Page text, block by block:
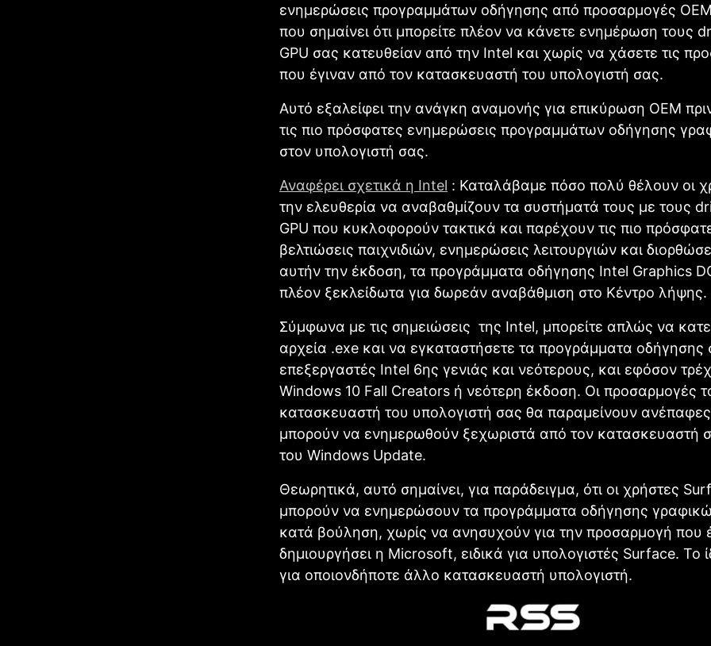
ενημερώσεις προγραμμάτων οδήγησης από προσαρμογές
που σημαίνει ότι μπορείτε πλέον να κάνετε ενημέρωση τους
GPU σας κατευθείαν από την Intel και χωρίς να χάσετε τις
που έγιναν από τον κατασκευαστή του υπολογιστή σας.
Αυτό εξαλείφει την ανάγκη αναμονής για επικύρωση OEM
τις πιο πρόσφατες ενημερώσεις προγραμμάτων οδήγησης
στον υπολογιστή σας.
Αναφέρει σχετικά η Intel : Καταλάβαμε πόσο πολύ θέλουν οι
την ελευθερία να αναβαθμίζουν τα συστήματά τους με τους
GPU που κυκλοφορούν τακτικά και παρέχουν τις πιο
βελτιώσεις παιχνιδιών, ενημερώσεις λειτουργιών και
αυτήν την έκδοση, τα προγράμματα οδήγησης Intel Graphics
πλέον ξεκλείδωτα για δωρεάν αναβάθμιση στο Κέντρο λήψης.
Σύμφωνα με τις σημειώσεις της Intel, μπορείτε απλώς να
αρχεία .exe και να εγκαταστήσετε τα προγράμματα οδήγησης
επεξεργαστές Intel 6ης γενιάς και νεότερους, και εφόσον
Windows 10 Fall Creators ή νεότερη έκδοση. Οι προσαρμογές
κατασκευαστή του υπολογιστή σας θα παραμείνουν
μπορούν να ενημερωθούν ξεχωριστά από τον κατασκευαστή
του Windows Update.
Θεωρητικά, αυτό σημαίνει, για παράδειγμα, ότι οι χρήστες
μπορούν να ενημερώσουν τα προγράμματα οδήγησης
κατά βούληση, χωρίς να ανησυχούν για την προσαρμογή που
δημιουργήσει η Microsoft, ειδικά για υπολογιστές Surface. Το
για οποιονδήποτε άλλο κατασκευαστή υπολογιστή.